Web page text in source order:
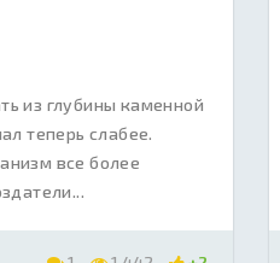
из глубины каменной
теперь слабее.
все более